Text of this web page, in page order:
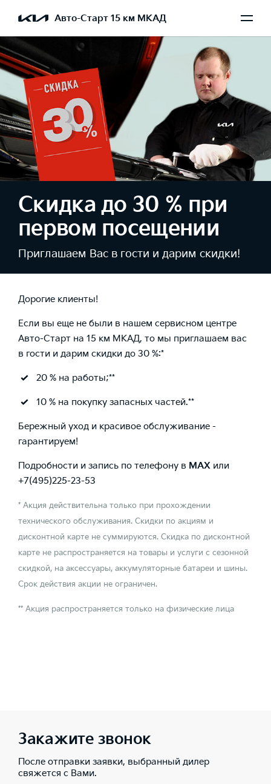
Авто-Старт 15 км МКАД
Скидка до 30 % при
первом посещении
Приглашаем Вас в гости и дарим скидки!
Дорогие клиенты!
Если вы еще не были в нашем сервисном центре
Авто-Старт на 15 км МКАД, то мы приглашаем вас
в гости и дарим скидки до 30 %:*
20 % на работы;**
10 % на покупку запасных частей.**
Бережный уход и красивое обслуживание -
гарантируем!
Подробности и запись по телефону в MAX или
+7(495)225-23-53
* Акция действительна только при прохождении
технического обслуживания. Скидки по акциям и
дисконтной карте не суммируются. Скидка по дисконтной
карте не распространяется на товары и услуги с сезонной
скидкой, на аксессуары, аккумуляторные батареи и шины.
Срок действия акции не ограничен.
** Акция распространяется только на физические лица
Закажите звонок
После отправки заявки, выбранный дилер
свяжется с Вами.